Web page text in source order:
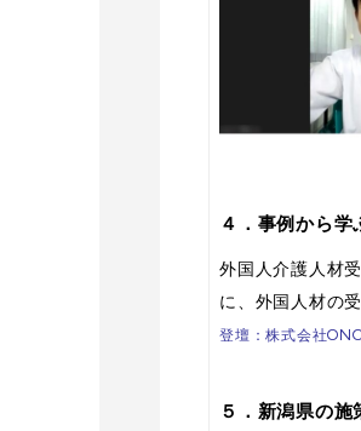
４．事例から
外国人介護人材
に、外国人材の
登壇：株式会社
５．新潟県の施